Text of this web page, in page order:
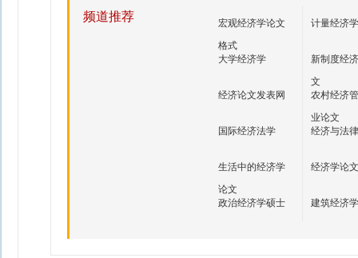
频道推荐
宏观经济学论文
格式
计量经济
大学经济学
新制度经
文
经济论文发表网
农村经济
业论文
国际经济法学
经济与法
生活中的经济学
论文
经济学论
政治经济学硕士 建筑经济